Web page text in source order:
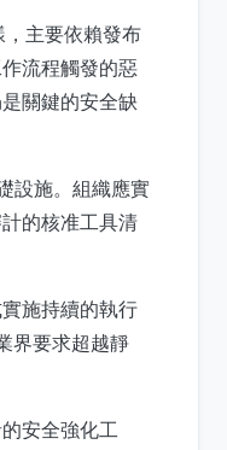
主要依賴發布
流程觸發的惡
關鍵的安全缺
設施。組織應實
的核准工具清
施持續的執行
界要求超越靜
安全強化工